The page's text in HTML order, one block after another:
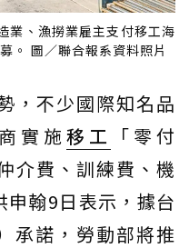
業、漁撈業雇主支付移工海
。 圖／聯合報系資料照片
，不少國際知名品
實施移工
「零付
介費、訓練費、機
申翰9日表示，據台
承諾，勞動部將推